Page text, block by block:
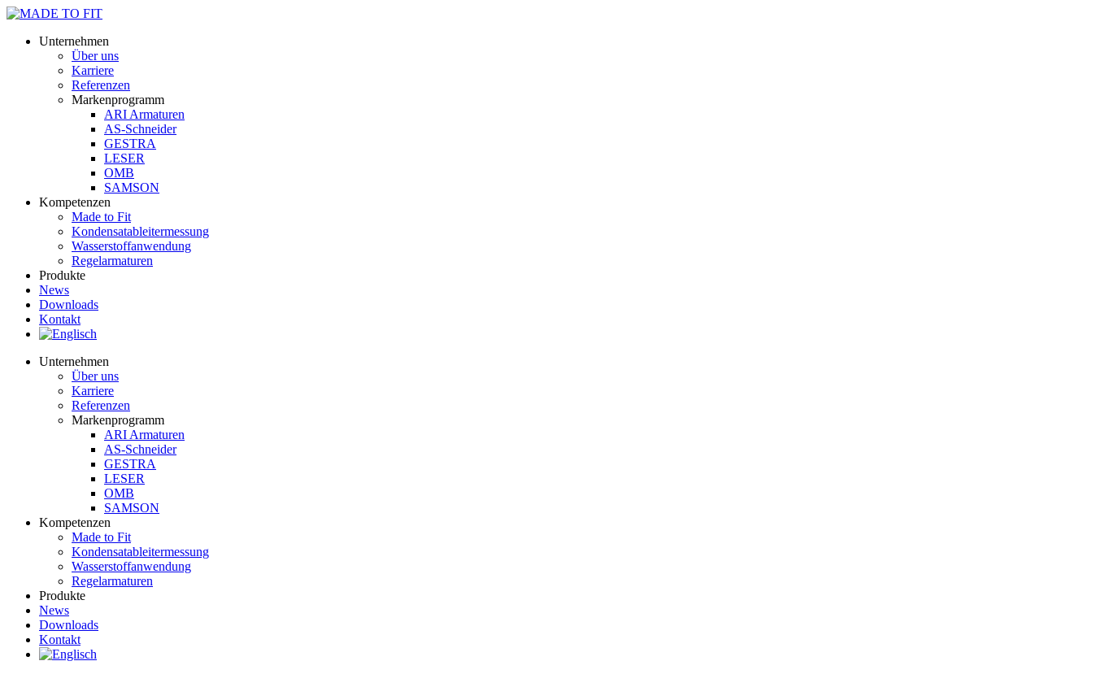
Unternehmen
Über uns
Karriere
Referenzen
Markenprogramm
ARI Armaturen
AS-Schneider
GESTRA
LESER
OMB
SAMSON
Kompetenzen
Made to Fit
Kondensat­ableiter­messung
Wasserstoff­anwendung
Regel­arma­turen
Produkte
News
Downloads
Kontakt
Unternehmen
Über uns
Karriere
Referenzen
Markenprogramm
ARI Armaturen
AS-Schneider
GESTRA
LESER
OMB
SAMSON
Kompetenzen
Made to Fit
Kondensat­ableiter­messung
Wasserstoff­anwendung
Regel­arma­turen
Produkte
News
Downloads
Kontakt